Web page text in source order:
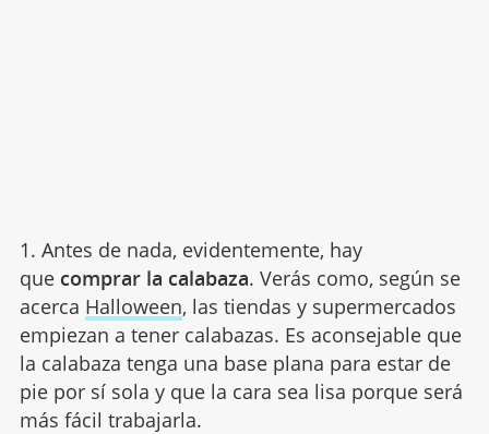
1. Antes de nada, evidentemente, hay
que comprar la calabaza. Verás como, según se
acerca Halloween, las tiendas y supermercados
empiezan a tener calabazas. Es aconsejable que
la calabaza tenga una base plana para estar de
pie por sí sola y que la cara sea lisa porque será
más fácil trabajarla.